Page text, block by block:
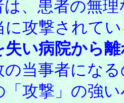
、患者の無理
に攻撃されて
失い病院から
の当事者にな
「攻撃」の強